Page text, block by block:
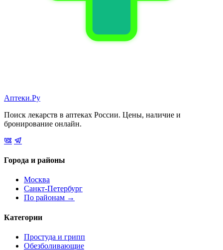
Аптеки.Ру
Поиск лекарств в аптеках России. Цены, наличие и
бронирование онлайн.
Города и районы
Москва
Санкт-Петербург
По районам →
Категории
Простуда и грипп
Обезболивающие